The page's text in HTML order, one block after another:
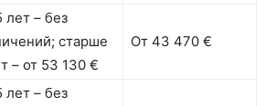
– без
старше
– от 53 130 €
От 43 470 €
– без